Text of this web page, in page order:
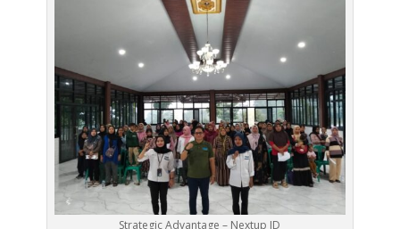
Strategic Advantage – Nextup ID